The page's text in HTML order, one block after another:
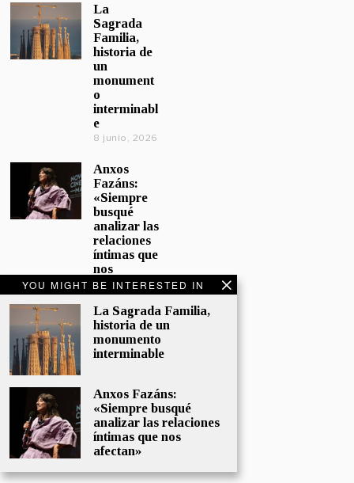
YOU MIGHT BE INTERESTED IN
La Sagrada Familia,
historia de un
monumento
interminable
Anxos Fazáns:
«Siempre busqué
analizar las relaciones
íntimas que nos
afectan»
La
Sagrada
Familia,
historia de
un
monument
o
interminabl
e
8 junio, 2026
Anxos
Fazáns:
«Siempre
busqué
analizar las
relaciones
íntimas que
nos
afectan»
5 junio, 2026
El hijo de la
cómica, el
homenaje
Sacristán a
Fernán
Gómez
28 mayo,
2026